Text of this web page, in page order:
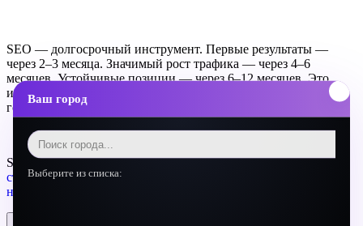
SEO — долгосрочный инструмент. Первые результаты —
через 2–3 месяца. Значимый рост трафика — через 4–6
месяцев. Устойчивые позиции — через 6–12 месяцев. Это
инвестиция которая окупается многократно на горизонте
года.
SEO является частью нашей комплексноймаркетинговой
стратегиии системы
наши кейсы
Ваш город
Выберите из списка: